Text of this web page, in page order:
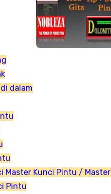
dalam
Master Kunci Pintu /
Pintu